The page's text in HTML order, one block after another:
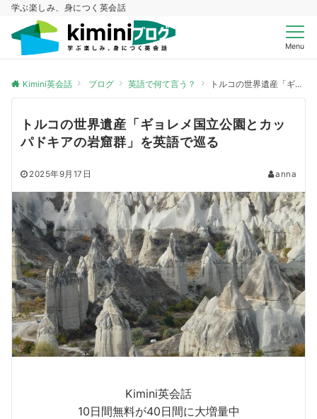
学ぶ楽しみ、身につく英会話
Menu
Kimini英会話 ブログ 英語で何て言う？ トルコの世界遺産「ギョレメ国立公園とカッパドキアの岩窟群」を英語で巡る
トルコの世界遺産「ギョレメ国立公園とカッ
パドキアの岩窟群」を英語で巡る
2025年9月17日 anna
Kimini英会話
10日間無料が40日間に大増量中